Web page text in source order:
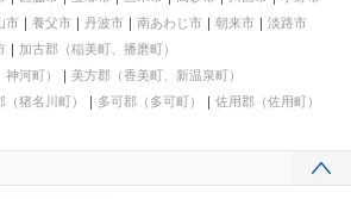
市 養父市 丹波市 南あわじ市 朝来市
淡路市
加古郡（稲美町、播磨町）
河町）
美方郡（香美町、新温泉町）
（猪名川町） 多可郡（多可町）
佐用郡（佐用町）